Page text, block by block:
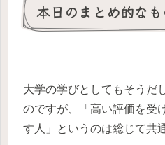
本日のまとめ的なも
大学の学びとしてもそうだ
のですが、「高い評価を受
す人」というのは総じて共